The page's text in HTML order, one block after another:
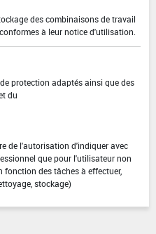
des combinaisons de travail
à leur notice d'utilisation.
protection adaptés ainsi que des
du
de l'autorisation d'indiquer avec
que pour l'utilisateur non
fonction des tâches à effectuer,
stockage)